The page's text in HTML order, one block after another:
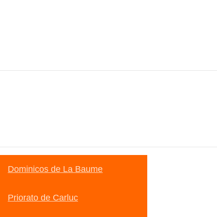
Dominicos de La Baume
Priorato de Carluc